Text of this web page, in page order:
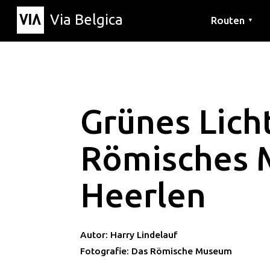
Via Belgica Routen ▼
Grünes
Römisches
Heerlen
Autor: Harry Lindelauf
Fotografie: Das Römische Museum